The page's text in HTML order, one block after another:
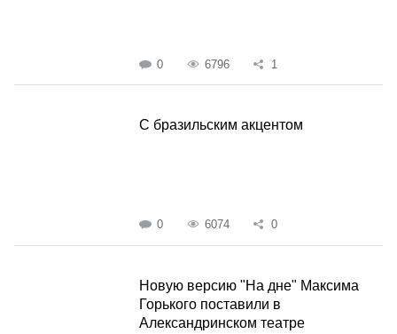
0 6796 1
С бразильским акцентом
0 6074 0
Новую версию "На дне" Максима
Горького поставили в
Александринском театре